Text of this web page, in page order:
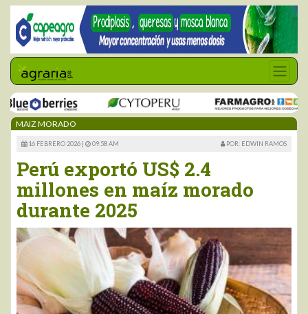
MAIZ MORADO
16 FEBRERO 2026 | 09:58 AM POR: EDWIN RAMOS
Perú exportó US$ 2.4
millones en maíz morado
durante 2025